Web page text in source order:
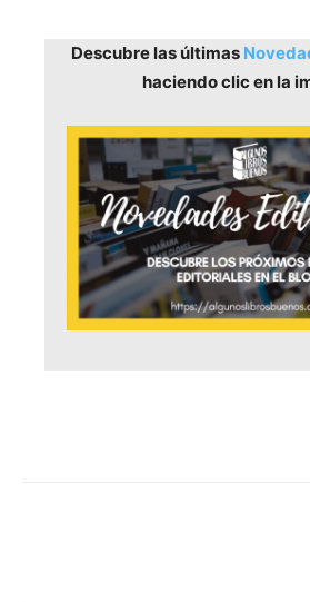
Descubre las últimas
haciendo clic en la